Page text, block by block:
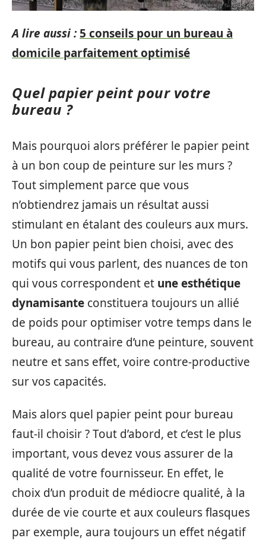
A lire aussi : 5 conseils pour un bureau à
domicile parfaitement optimisé
Quel papier peint pour votre
bureau ?
Mais pourquoi alors préférer le papier peint
à un bon coup de peinture sur les murs ?
Tout simplement parce que vous
n’obtiendrez jamais un résultat aussi
stimulant en étalant des couleurs aux murs.
Un bon papier peint bien choisi, avec des
motifs qui vous parlent, des nuances de ton
qui vous correspondent et une esthétique
dynamisante constituera toujours un allié
de poids pour optimiser votre temps dans le
bureau, au contraire d’une peinture, souvent
neutre et sans effet, voire contre-productive
sur vos capacités.
Mais alors quel papier peint pour bureau
faut-il choisir ? Tout d’abord, et c’est le plus
important, vous devez vous assurer de la
qualité de votre fournisseur. En effet, le
choix d’un produit de médiocre qualité, à la
durée de vie courte et aux couleurs flasques
par exemple, aura toujours un effet négatif